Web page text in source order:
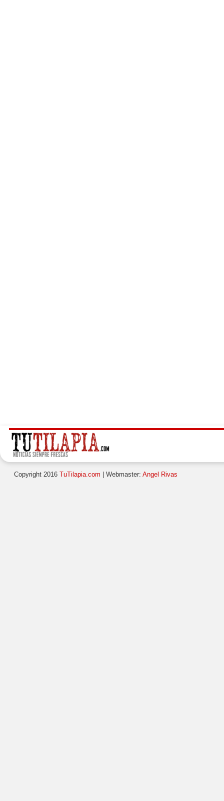
Copyright 2016 TuTilapia.com | Webmaster: Angel Rivas